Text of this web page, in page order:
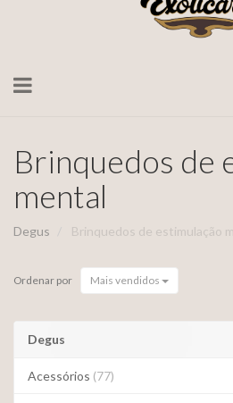
Toggle
Brinquedos de
mental
Degus Brinquedos de estimulação
Ordenar por Mais vendidos
Degus
Acessórios (77)